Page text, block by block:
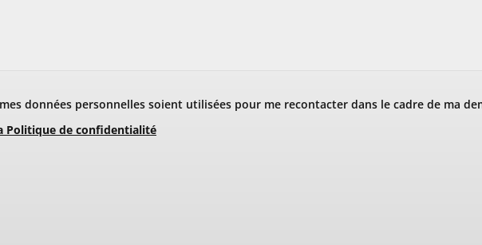
données personnelles soient utilisées pour me recontacter dans le cadre de ma
Politique de confidentialité